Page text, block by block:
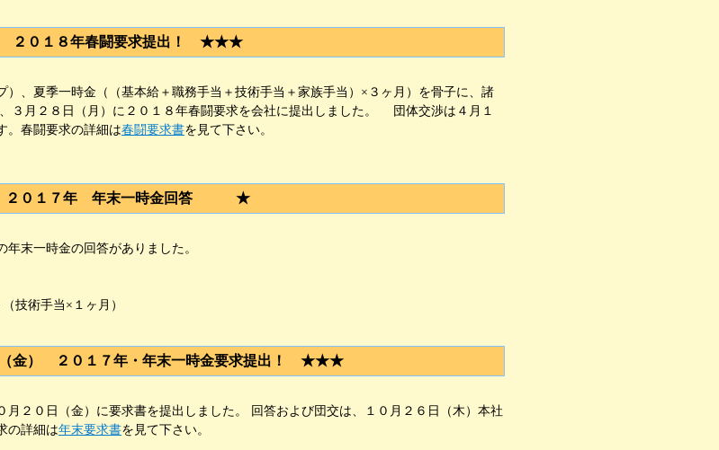
０１８年春闘要求提出！ ★★★
、夏季一時金（（基本給＋職務手当＋技術手当＋家族手当）×３ヶ月）を骨子に、諸
３月２８日（月）に２０１８年春闘要求を会社に提出しました。 団体交渉は４月１
。春闘要求の詳細は春闘要求書を見て下さい。
１７年 年末一時金回答 ★
末一時金の回答がありました。
術手当×１ヶ月）
） ２０１７年・年末一時金要求提出！ ★★★
２０日（金）に要求書を提出しました。 回答および団交は、１０月２６日（木）本社
の詳細は年末要求書を見て下さい。